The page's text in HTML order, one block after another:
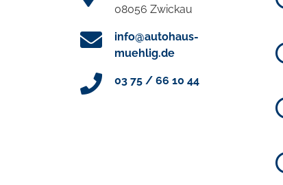
08056 Zwickau
info@autohaus-
muehlig.de
03 75 / 66 10 44